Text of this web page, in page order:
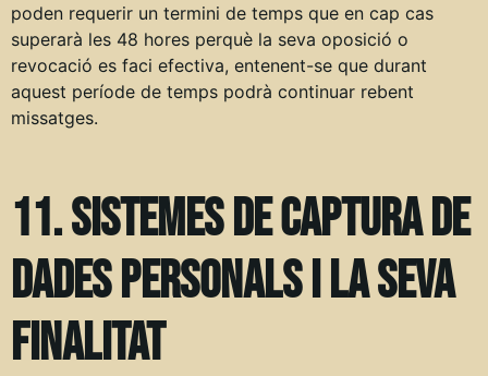
poden requerir un termini de temps que en cap cas
superarà les 48 hores perquè la seva oposició o
revocació es faci efectiva, entenent-se que durant
aquest període de temps podrà continuar rebent
missatges.
11. Sistemes de captura de
dades personals i la seva
finalitat